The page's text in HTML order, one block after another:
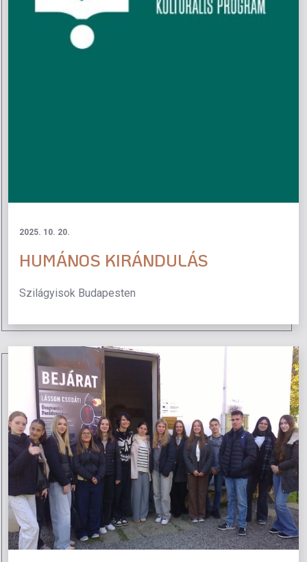
2025. 10. 20.
HUMÁNOS KIRÁNDULÁS
Szilágyisok Budapesten